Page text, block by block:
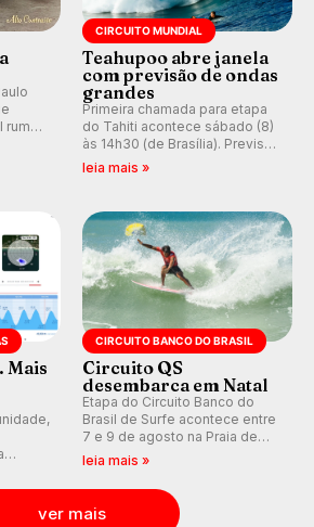
rumo
CIRCUITO MUNDIAL
Teahupoo abre janela
com previsão de ondas
grandes
Primeira chamada para etapa
do Tahiti acontece sábado (8)
às 14h30 (de Brasília). Previsão
indica swell consistente.
Kelly Slater convidado.
leia mais »
Mais
das
CIRCUITO BANCO DO BRASIL
Circuito QS
desembarca em Natal
Etapa do Circuito Banco do
Brasil de Surfe acontece entre
7 e 9 de agosto na Praia de
Miami (RN), em disputas
(QS) 4.000 e pela corrida por
vagas no Challenger Series.
leia mais »
ver mais